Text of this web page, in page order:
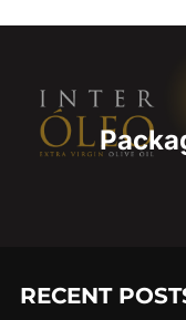
navigation
RECENT